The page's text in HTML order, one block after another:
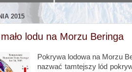
2015
lodu na Morzu Beringa
Pokrywa lodowa na Morzu
nazwać tamtejszy lód